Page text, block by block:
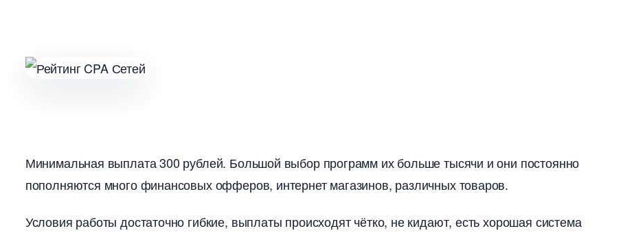
Минимальная выплата 300 рублей. Большой выбор программ их больше тысячи и они постоянно
пополняются много финансовых офферов, интернет магазинов, различных товаров.
Условия работы достаточно гибкие, выплаты происходят чётко, не кидают, есть хорошая система